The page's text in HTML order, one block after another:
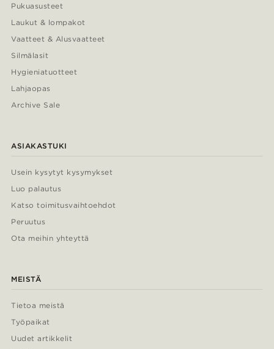
Pukuasusteet
Laukut & lompakot
Vaatteet & Alusvaatteet
Silmälasit
Hygieniatuotteet
Lahjaopas
Archive Sale
ASIAKASTUKI
Usein kysytyt kysymykset
Luo palautus
Katso toimitusvaihtoehdot
Peruutus
Ota meihin yhteyttä
MEISTÄ
Tietoa meistä
Työpaikat
Uudet artikkelit